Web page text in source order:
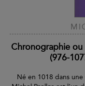
Chronographie
(976-
Né en 1018 dans